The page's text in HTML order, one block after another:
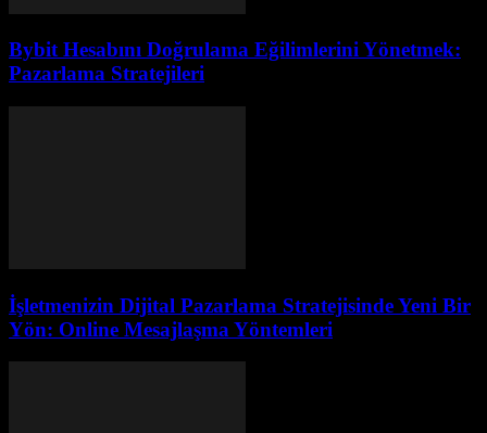
Bybit Hesabını Doğrulama Eğilimlerini Yönetmek:
Pazarlama Stratejileri
İşletmenizin Dijital Pazarlama Stratejisinde Yeni Bir
Yön: Online Mesajlaşma Yöntemleri